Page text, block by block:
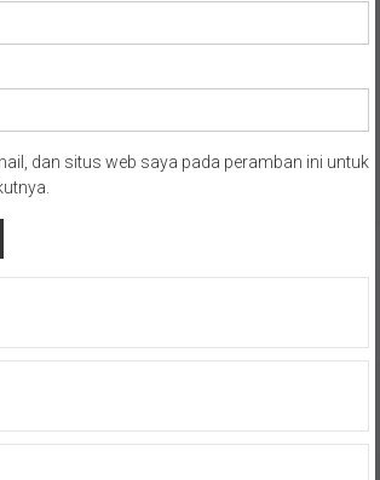
dan situs web saya pada peramban ini untuk